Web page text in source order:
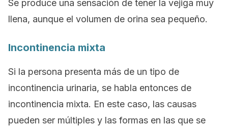
Se produce una sensación de tener la vejiga muy
llena, aunque el volumen de orina sea pequeño.
Incontinencia mixta
Si la persona presenta más de un tipo de
incontinencia urinaria, se habla entonces de
incontinencia mixta. En este caso, las causas
pueden ser múltiples y las formas en las que se